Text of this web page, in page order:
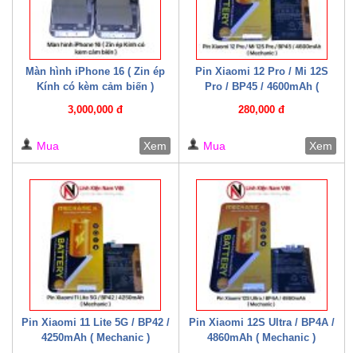
Màn hình iPhone 16 ( Zin ép
Kính có kèm cảm biến )
3,000,000 đ
Mua Xem
Pin Xiaomi 12 Pro / Mi 12S
Pro / BP45 / 4600mAh (
280,000 đ
Mua Xem
Pin Xiaomi 11 Lite 5G / BP42 /
4250mAh ( Mechanic )
Pin Xiaomi 12S Ultra / BP4A /
4860mAh ( Mechanic )